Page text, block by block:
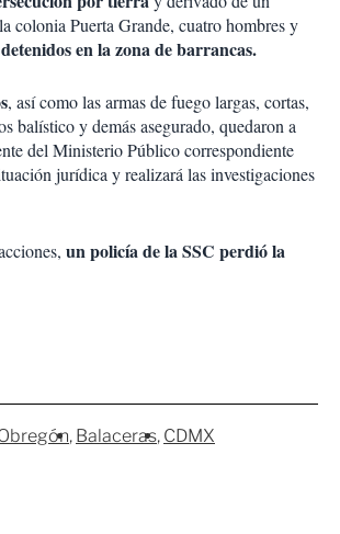
colonia Puerta Grande, cuatro hombres y
en la zona de barrancas.
, así como las armas de fuego largas, cortas,
balístico y demás asegurado, quedaron a
del Ministerio Público correspondiente
jurídica y realizará las investigaciones
un policía de la SSC perdió la
Balaceras CDMX